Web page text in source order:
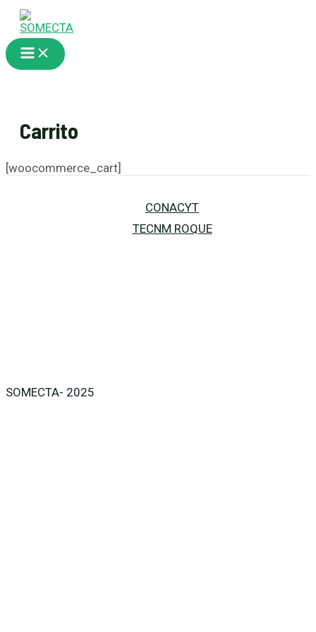
contenido
Main
Menu
Carrito
[woocommerce_cart]
CONACYT
TECNM ROQUE
SOMECTA- 2025